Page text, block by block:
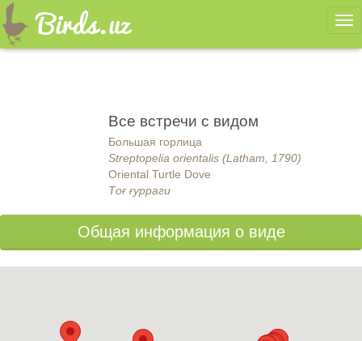
Все встречи с видом
Большая горлица
Streptopelia orientalis (Latham, 1790)
Oriental Turtle Dove
Тоғ ғурраги
Общая информация о виде